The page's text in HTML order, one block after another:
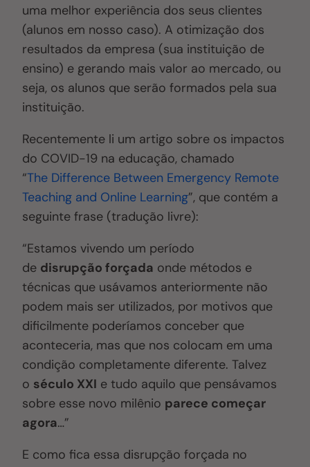
uma melhor experiência dos seus clientes
(alunos em nosso caso). A otimização dos
resultados da empresa (sua instituição de
ensino) e gerando mais valor ao mercado, ou
seja, os alunos que serão formados pela sua
instituição.
Recentemente li um artigo sobre os impactos
do COVID-19 na educação, chamado
“The Difference Between Emergency Remote
Teaching and Online Learning”, que contém a
seguinte frase (tradução livre):
“Estamos vivendo um período
de disrupção forçada onde métodos e
técnicas que usávamos anteriormente não
podem mais ser utilizados, por motivos que
dificilmente poderíamos conceber que
aconteceria, mas que nos colocam em uma
condição completamente diferente. Talvez
o século XXI e tudo aquilo que pensávamos
sobre esse novo milênio parece começar
agora…”
E como fica essa disrupção forçada no